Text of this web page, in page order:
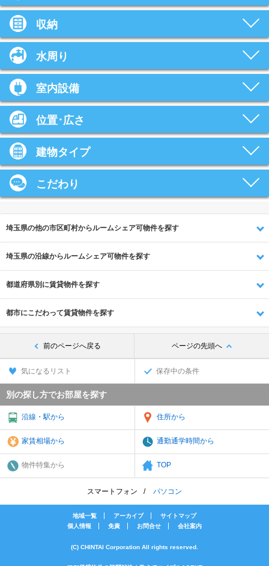
収納
水周り
室内設備
位置･広さ
建物タイプ
こだわり
埼玉県の他の市区町村からルームシェア可物件を探す
埼玉県の沿線からルームシェア可物件を探す
都道府県別に賃貸物件を探す
都市にこだわって賃貸物件を探す
前のページへ戻る ページの先頭へ
気になるリスト 保存中の条件
別の探し方でお部屋を探す
沿線・駅から 住所から
家賃相場から 通勤通学時間から
物件特集から TOP
スマートフォン パソコン
地域一覧 アーカイブ
サイトマップ
個人情報
免責 お問合せ 会社案内
(C) CHINTAI Corporation All rights reserved.